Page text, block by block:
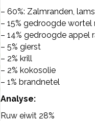
– 60%: Zalmranden,
– 15% gedroogde wortel
– 14% gedroogde appel
– 5% gierst
– 2% krill
– 2% kokosolie
– 1% brandnetel
Analyse:
Ruw eiwit 28%